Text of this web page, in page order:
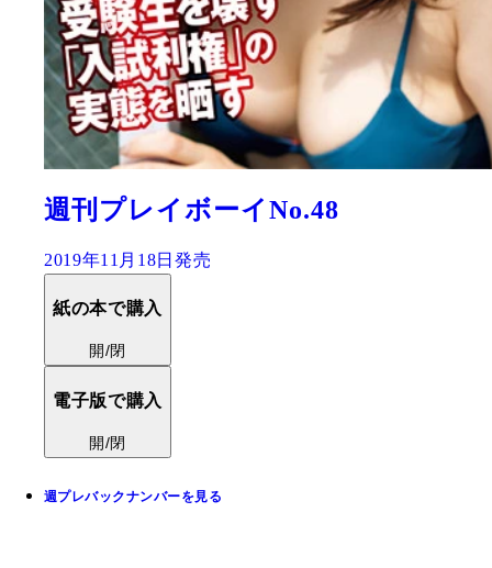
週刊プレイボーイNo.48
2019年11月18日発売
紙の本で購入
開/閉
電子版で購入
開/閉
週プレバックナンバーを見る